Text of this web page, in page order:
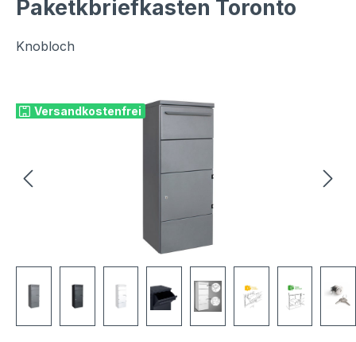
Paketkbriefkasten Toronto
Knobloch
Versandkostenfrei